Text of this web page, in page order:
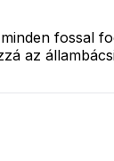
fossal
az